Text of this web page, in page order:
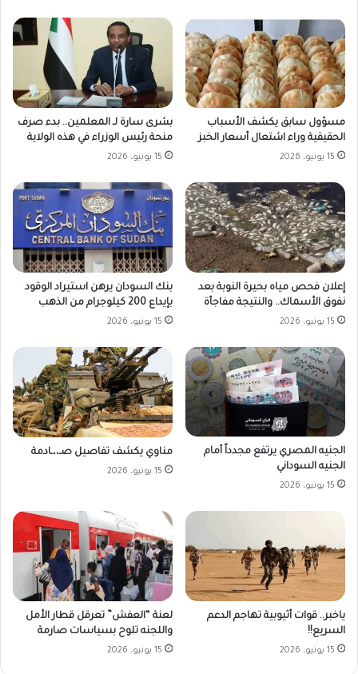
مسؤول سابق يكشف الأسباب
الحقيقية وراء اشتعال أسعار الخبز
15 يونيو، 2026
بشرى سارة لـ المعلمين.. بدء صرف
منحة رئيس الوزراء في هذه الولاية
15 يونيو، 2026
إعلان فحص مياه بحيرة النوبة بعد
نفوق الأسماك.. والنتيجة مفاجأة
15 يونيو، 2026
بنك السودان يرهن استيراد الوقود
بإيداع 200 كيلوجرام من الذهب
15 يونيو، 2026
الجنيه المصري يرتفع مجدداً أمام
الجنيه السوداني
15 يونيو، 2026
مناوي يكشف تفاصيل صـ،،ـادمة
15 يونيو، 2026
ياخبر.. قوات أثيوبية تهاجم الدعم
السريع!!
15 يونيو، 2026
لعنة “العفش” تعرقل قطار الأمل
واللجنه تلوح بسياسات صارمة
15 يونيو، 2026